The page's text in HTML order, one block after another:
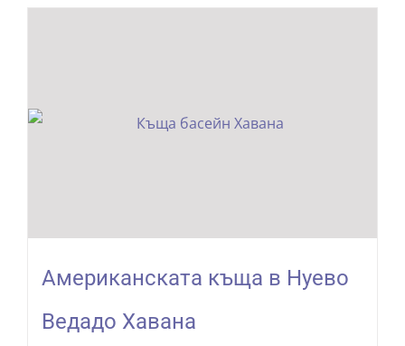
Aмериканската къща в Нуево
Ведадо Хавана